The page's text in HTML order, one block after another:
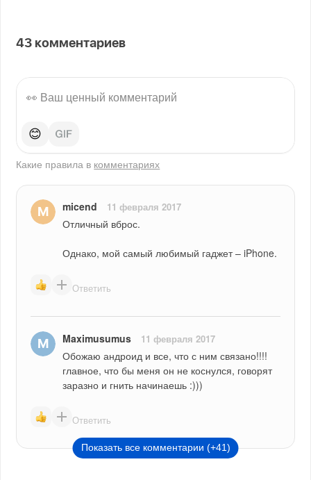
43 комментариев
😊
Какие правила в комментариях
micend 11 февраля 2017
Отличный вброс.
Однако, мой самый любимый гаджет – iPhone.
Ответить
Maximusumus 11 февраля 2017
Обожаю андроид и все, что с ним связано!!!!
главное, что бы меня он не коснулся, говорят
заразно и гнить начинаешь :)))
Ответить
Показать все комментарии (+41)